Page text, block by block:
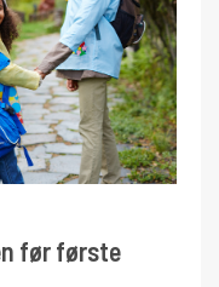
før første